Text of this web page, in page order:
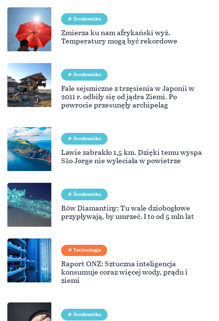
Środowisko
Zmierza ku nam afrykański wyż.
Temperatury mogą być rekordowe
Środowisko
Fale sejsmiczne z trzęsienia w Japonii w
2011 r. odbiły się od jądra Ziemi. Po
powrocie przesunęły archipelag
Środowisko
Lawie zabrakło 1,5 km. Dzięki temu wyspa
São Jorge nie wyleciała w powietrze
Środowisko
Rów Diamantiny: Tu wale dziobogłowe
przypływają, by umrzeć. I to od 5 mln lat
Technologia
Raport ONZ: Sztuczna inteligencja
konsumuje coraz więcej wody, prądu i
ziemi
Środowisko